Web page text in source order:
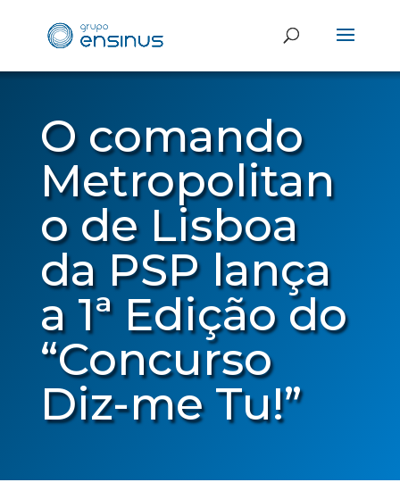
O comando
Metropolitan
o de Lisboa
da PSP lança
a 1ª Edição do
“Concurso
Diz-me Tu!”